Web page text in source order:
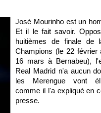
José Mourinho est un
Et il le fait savoir.
huitièmes de finale de
Champions (le 22 février
16 mars à Bernabeu),
Real Madrid n'a aucun
les Merengue vont
comme il l'a expliqué en
presse.